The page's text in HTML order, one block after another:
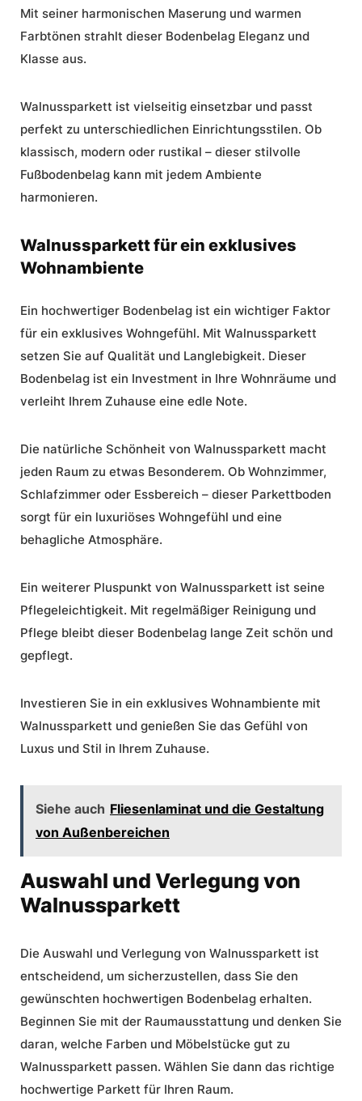
Mit seiner harmonischen Maserung und warmen
Farbtönen strahlt dieser Bodenbelag Eleganz und
Klasse aus.
Walnussparkett ist vielseitig einsetzbar und passt
perfekt zu unterschiedlichen Einrichtungsstilen. Ob
klassisch, modern oder rustikal – dieser stilvolle
Fußbodenbelag kann mit jedem Ambiente
harmonieren.
Walnussparkett für ein exklusives
Wohnambiente
Ein hochwertiger Bodenbelag ist ein wichtiger Faktor
für ein exklusives Wohngefühl. Mit Walnussparkett
setzen Sie auf Qualität und Langlebigkeit. Dieser
Bodenbelag ist ein Investment in Ihre Wohnräume und
verleiht Ihrem Zuhause eine edle Note.
Die natürliche Schönheit von Walnussparkett macht
jeden Raum zu etwas Besonderem. Ob Wohnzimmer,
Schlafzimmer oder Essbereich – dieser Parkettboden
sorgt für ein luxuriöses Wohngefühl und eine
behagliche Atmosphäre.
Ein weiterer Pluspunkt von Walnussparkett ist seine
Pflegeleichtigkeit. Mit regelmäßiger Reinigung und
Pflege bleibt dieser Bodenbelag lange Zeit schön und
gepflegt.
Investieren Sie in ein exklusives Wohnambiente mit
Walnussparkett und genießen Sie das Gefühl von
Luxus und Stil in Ihrem Zuhause.
Siehe auch Fliesenlaminat und die Gestaltung
von Außenbereichen
Auswahl und Verlegung von
Walnussparkett
Die Auswahl und Verlegung von Walnussparkett ist
entscheidend, um sicherzustellen, dass Sie den
gewünschten hochwertigen Bodenbelag erhalten.
Beginnen Sie mit der Raumausstattung und denken Sie
daran, welche Farben und Möbelstücke gut zu
Walnussparkett passen. Wählen Sie dann das richtige
hochwertige Parkett für Ihren Raum.